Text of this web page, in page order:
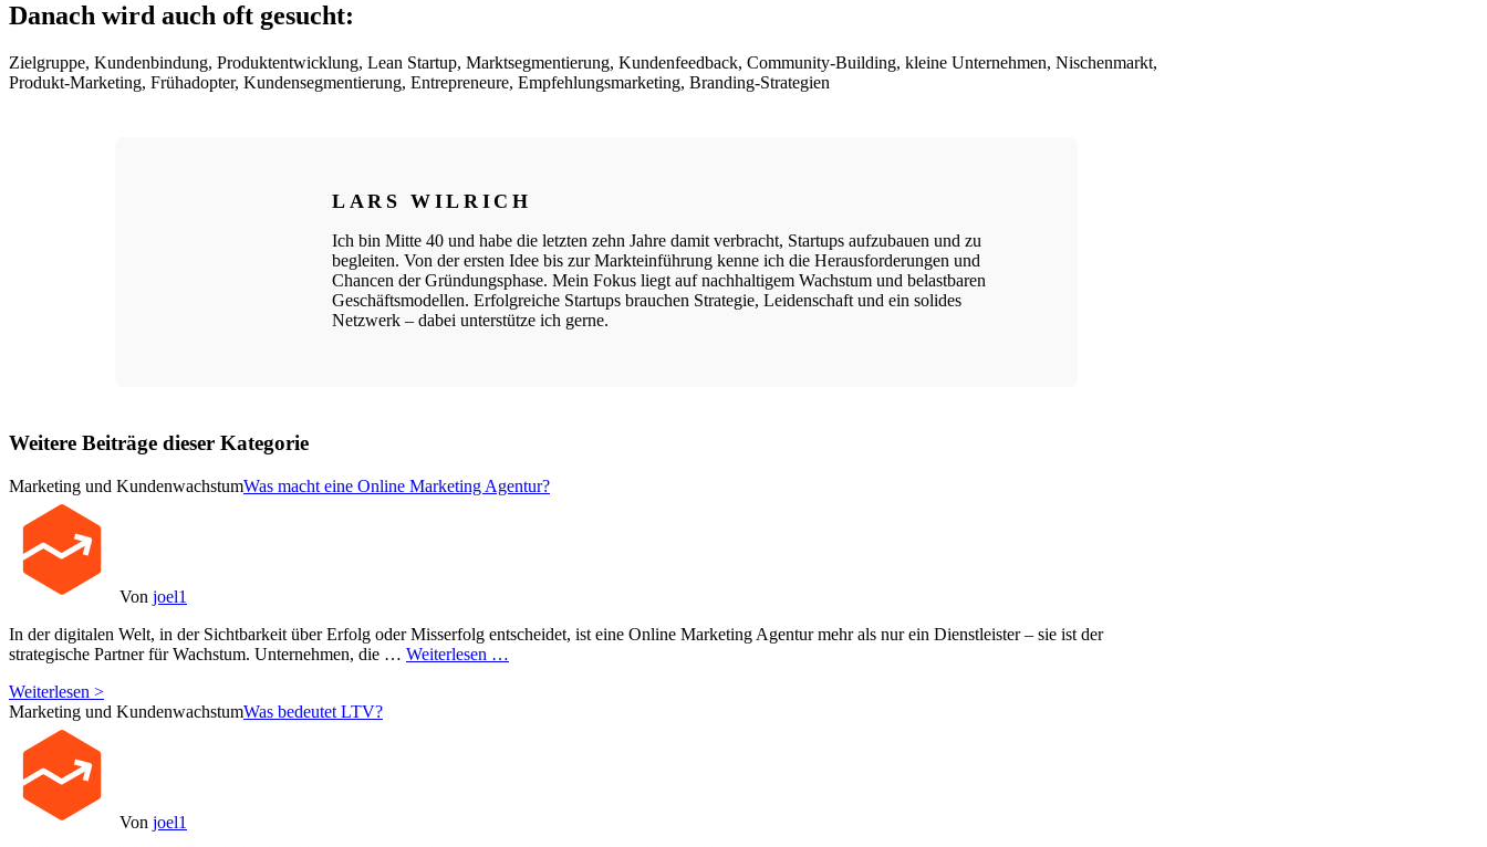
Danach wird auch oft gesucht:
Zielgruppe, Kundenbindung, Produktentwicklung, Lean Startup, Marktsegmentierung, Kundenfeedback, Community-Building, kleine Unternehmen, Nischenmarkt,
Produkt-Marketing, Frühadopter, Kundensegmentierung, Entrepreneure, Empfehlungsmarketing, Branding-Strategien
LARS WILRICH
Ich bin Mitte 40 und habe die letzten zehn Jahre damit verbracht, Startups aufzubauen und zu
begleiten. Von der ersten Idee bis zur Markteinführung kenne ich die Herausforderungen und
Chancen der Gründungsphase. Mein Fokus liegt auf nachhaltigem Wachstum und belastbaren
Geschäftsmodellen. Erfolgreiche Startups brauchen Strategie, Leidenschaft und ein solides
Netzwerk – dabei unterstütze ich gerne.
Weitere Beiträge dieser Kategorie
Marketing und KundenwachstumWas macht eine Online Marketing Agentur?
Von joel1
In der digitalen Welt, in der Sichtbarkeit über Erfolg oder Misserfolg entscheidet, ist eine Online Marketing Agentur mehr als nur ein Dienstleister – sie ist der
strategische Partner für Wachstum. Unternehmen, die … Weiterlesen …
Weiterlesen >
Marketing und KundenwachstumWas bedeutet LTV?
Von joel1